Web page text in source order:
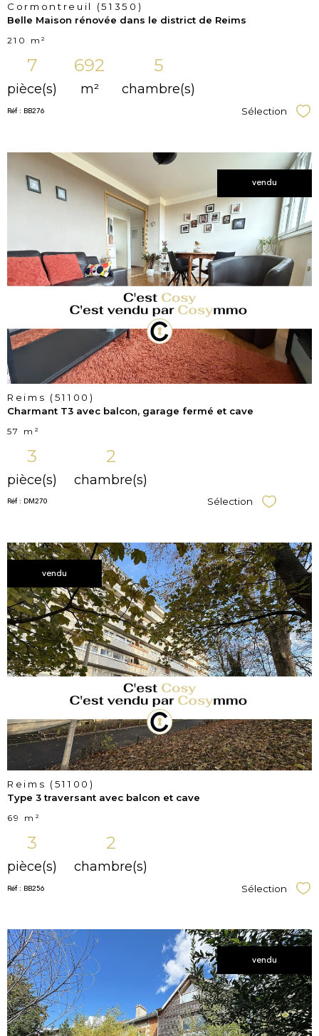
Cormontreuil (51350)
Belle Maison rénovée dans le district de Reims
210 m²
7
pièce(s)
692
m²
5
chambre(s)
Réf : BB276 Sélection
vendu
voir le
bien
Reims (51100)
Charmant T3 avec balcon, garage fermé et cave
57 m²
3
pièce(s)
2
chambre(s)
Réf : DM270 Sélection Sélectionner
vendu
voir le
bien
Reims (51100)
Type 3 traversant avec balcon et cave
69 m²
3
pièce(s)
2
chambre(s)
Réf : BB256 Sélection
vendu
voir le